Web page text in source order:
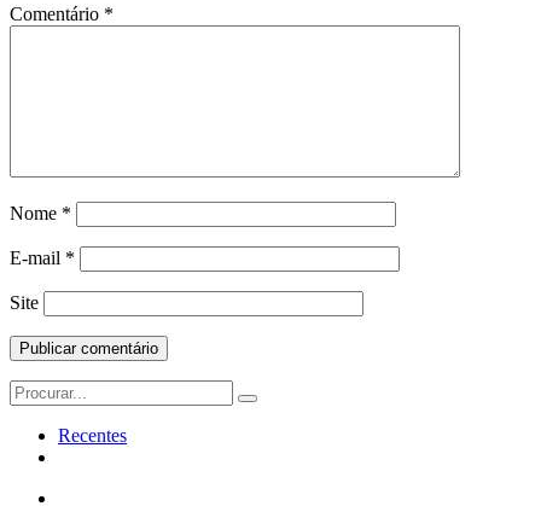
Comentário *
Nome *
E-mail *
Site
Search
for:
Recentes